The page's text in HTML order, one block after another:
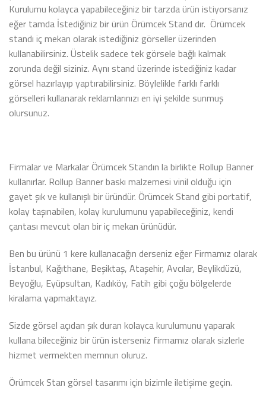
Kurulumu kolayca yapabileceğiniz bir tarzda ürün istiyorsanız
eğer tamda İstediğiniz bir ürün Örümcek Stand dır. Örümcek
standı iç mekan olarak istediğiniz görseller üzerinden
kullanabilirsiniz. Üstelik sadece tek görsele bağlı kalmak
zorunda değil siziniz. Aynı stand üzerinde istediğiniz kadar
görsel hazırlayıp yaptırabilirsiniz. Böylelikle farklı farklı
görselleri kullanarak reklamlarınızı en iyi şekilde sunmuş
olursunuz.
Firmalar ve Markalar Örümcek Standın la birlikte Rollup Banner
kullanırlar. Rollup Banner baskı malzemesi vinil olduğu için
gayet şık ve kullanışlı bir üründür. Örümcek Stand gibi portatif,
kolay taşınabilen, kolay kurulumunu yapabileceğiniz, kendi
çantası mevcut olan bir iç mekan ürünüdür.
Ben bu ürünü 1 kere kullanacağın derseniz eğer Firmamız olarak
İstanbul, Kağıthane, Beşiktaş, Ataşehir, Avcılar, Beylikdüzü,
Beyoğlu, Eyüpsultan, Kadıköy, Fatih gibi çoğu bölgelerde
kiralama yapmaktayız.
Sizde görsel açıdan şık duran kolayca kurulumunu yaparak
kullana bileceğiniz bir ürün isterseniz firmamız olarak sizlerle
hizmet vermekten memnun oluruz.
Örümcek Stan görsel tasarımı için bizimle iletişime geçin.